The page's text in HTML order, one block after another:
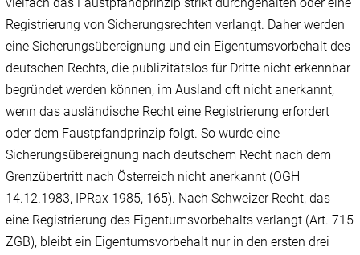
vielfach das Faustpfandprinzip strikt durchgehalten oder eine
Registrierung von Sicherungsrechten verlangt. Daher werden
eine Sicherungsübereignung und ein Eigentumsvorbehalt des
deutschen Rechts, die publizitätslos für Dritte nicht erkennbar
begründet werden können, im Ausland oft nicht anerkannt,
wenn das ausländische Recht eine Registrierung erfordert
oder dem Faustpfandprinzip folgt. So wurde eine
Sicherungsübereignung nach deutschem Recht nach dem
Grenzübertritt nach Österreich nicht anerkannt (OGH
14.12.1983, IPRax 1985, 165). Nach Schweizer Recht, das
eine Registrierung des Eigentumsvorbehalts verlangt (Art. 715
ZGB), bleibt ein Eigentumsvorbehalt nur in den ersten drei